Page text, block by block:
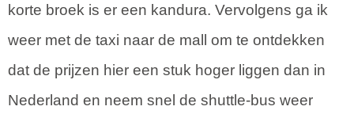
korte broek is er een kandura. Vervolgens ga ik
weer met de taxi naar de mall om te ontdekken
dat de prijzen hier een stuk hoger liggen dan in
Nederland en neem snel de shuttle-bus weer